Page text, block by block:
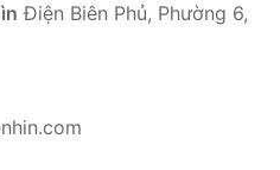
Điện Biên Phủ, Phường 6,